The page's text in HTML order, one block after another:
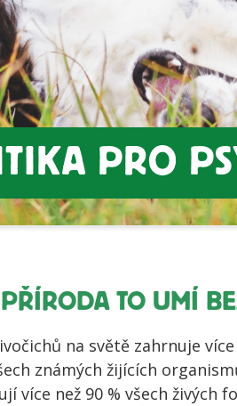
PRO
PŘÍRODA TO UMÍ
na světě zahrnuje
známých žijících
více než 90 % všech